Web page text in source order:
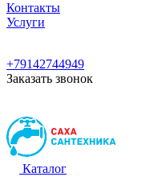
Контакты
Услуги
+79142744949
Заказать звонок
Каталог